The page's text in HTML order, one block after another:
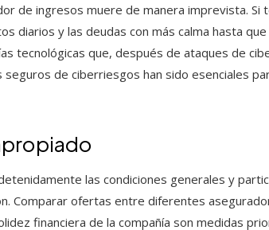
de ingresos muere de manera imprevista. Si
diarios y las deudas con más calma hasta
tecnológicas que, después de ataques de
de ciberriesgos han sido esenciales
las condiciones generales y
Comparar ofertas entre diferentes
financiera de la compañía son medidas